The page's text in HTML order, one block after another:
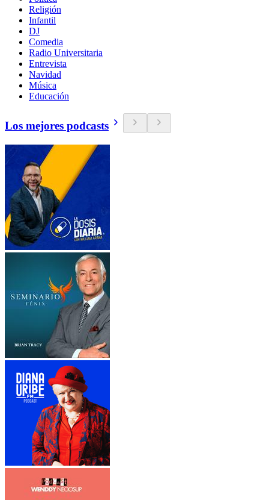
Religión
Infantil
DJ
Comedia
Radio Universitaria
Entrevista
Navidad
Música
Educación
Los mejores podcasts